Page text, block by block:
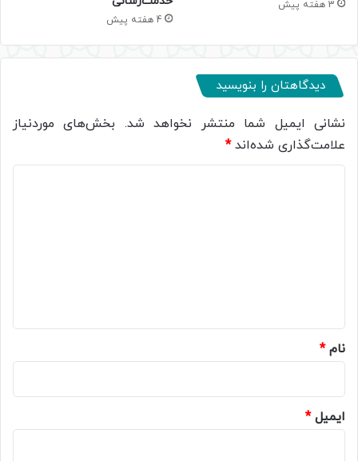
3 هفته پیش
4 هفته پیش
دیدگاهتان را بنویسید
نشانی ایمیل شما منتشر نخواهد شد. بخش‌های موردنیاز
علامت‌گذاری شده‌اند*
نام*
ایمیل*